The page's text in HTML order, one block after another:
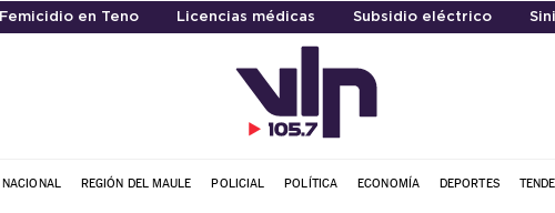
Femicidio en Teno Licencias médicas Subsidio eléctrico
NACIONAL REGIÓN DEL MAULE POLICIAL POLÍTICA ECONOMÍA DEPORTES